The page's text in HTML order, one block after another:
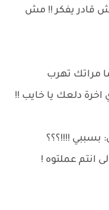
قادر يفكر !! مش
مراتك تهرب
دلعك يا خايب !!
!!!!؟؟؟
انتم عملتوه !